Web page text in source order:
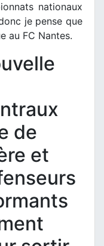
nationaux
je pense que
au FC Nantes.
de
et